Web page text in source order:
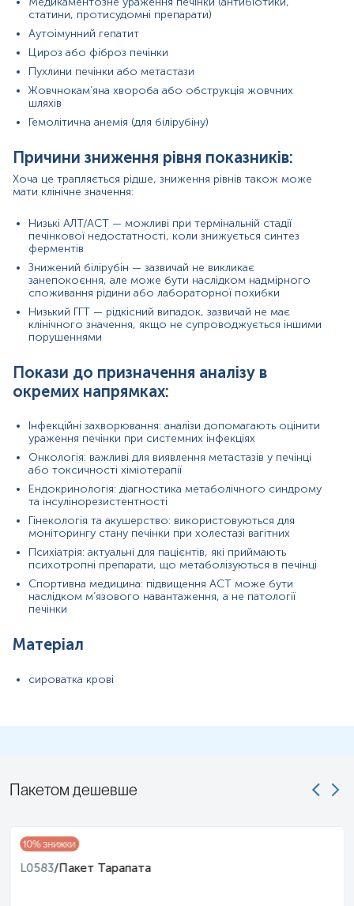
психотропні препарати, що метаболізуються в
печінці
Спортивна медицина: підвищення АСТ може бути
наслідком м’язового навантаження, а не
патології печінки
Матеріал
сироватка крові
Одиниці вимірювання, референтні значення та діапазон
вимірювань можуть змінюватися у відповідності до зміни
тест-систем.
Кров відбирається натщесерце (через 8-12 год після прийому
Напередодні рекомендовано виключити жирну їжу, стресові
ситуації, прийом алкоголю, паління, прийом ліків, фізичні
навантаження та обмежити фізичну активність. Якщо відмінити
адміністратора.
В день дослідження допускається вживання невеликої кількості
Для грудних дітей перед здачею крові витримати максимально
можливу паузу між годуваннями.
Дітей до 5 років перед здачею крові бажано поїти чистою
негазованою водою (порціями до 150-200 мл протягом 30 хв).
Примітка!Відбір матеріалу бажано проводити до проведення
будь-яких медичних діагностичних маніпуляцій.
Застереження!Самостійно проводити відбір не
рекомендується, для гарантування правильного результату
відбір має провести спеціаліст – медична сестра, лікар тощо.
обслуговується 40-50 хв. Навіть, якщо інтернет
замовлення.
статини, протисудомні препарати)
Аутоімунний гепатит
Цироз або фіброз печінки
Пухлини печінки або метастази
Жовчнокам’яна хвороба або обструкція жовчних
шляхів
Гемолітична анемія (для білірубіну)
Причини зниження рівня показників:
Хоча це трапляється рідше, зниження рівнів також може
мати клінічне значення:
Низькі АЛТ/АСТ — можливі при термінальній стадії
печінкової недостатності, коли знижується синтез
ферментів
Знижений білірубін — зазвичай не викликає
занепокоєння, але може бути наслідком надмірного
споживання рідини або лабораторної похибки
Низький ГГТ — рідкісний випадок, зазвичай не має
клінічного значення, якщо не супроводжується іншими
порушеннями
Покази до призначення аналізу в
окремих напрямках:
Інфекційні захворювання: аналізи допомагають оцінити
ураження печінки при системних інфекціях
Онкологія: важливі для виявлення метастазів у печінці
або токсичності хіміотерапії
Ендокринологія: діагностика метаболічного синдрому
та інсулінорезистентності
Гінекологія та акушерство: використовуються для
моніторингу стану печінки при холестазі вагітних
Психіатрія: актуальні для пацієнтів, які приймають
психотропні препарати, що метаболізуються в печінці
Спортивна медицина: підвищення АСТ може бути
наслідком м’язового навантаження, а не патології
печінки
Матеріал
сироватка крові
Пакетом дешевше
10% знижки
L0583/Пакет Тарапата